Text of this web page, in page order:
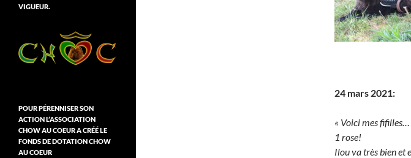
24 mars 2021:
« Voici mes
1 rose!
Ilou va très bien et
VIGUEUR.
POUR PÉRENNISER SON
ACTION L’ASSOCIATION
CHOW AU COEUR A CRÉÉ LE
FONDS DE DOTATION CHOW
AU COEUR